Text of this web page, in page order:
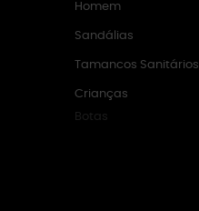
Homem
Sandálias
Tamancos Sanitários
Crianças
Botas